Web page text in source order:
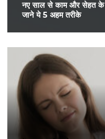
नए साल से काम और सेहत के
जाने ये 5 अहम तरीके